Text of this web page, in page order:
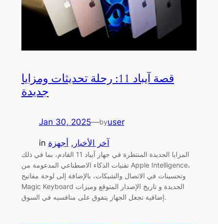
قصة آيباد 11: رحلة تحديثات ومزايا
جديدة
Jan 30, 2025—byuser
in آخر الأخبار , أجهزة
المزايا الجديدة المنتظرة في جهاز آيباد 11 القادم، بما في ذلك
تقنيات الذكاء الاصطناعي المدعومة من Apple Intelligence،
وتحسينات في الاتصال والشبكات، بالإضافة إلى لوحة مفاتيح
Magic Keyboard الجديدة و تاريخ الإصدار المتوقع وميزات
إضافية تجعل الجهاز يتفوق على منافسيه في السوق.